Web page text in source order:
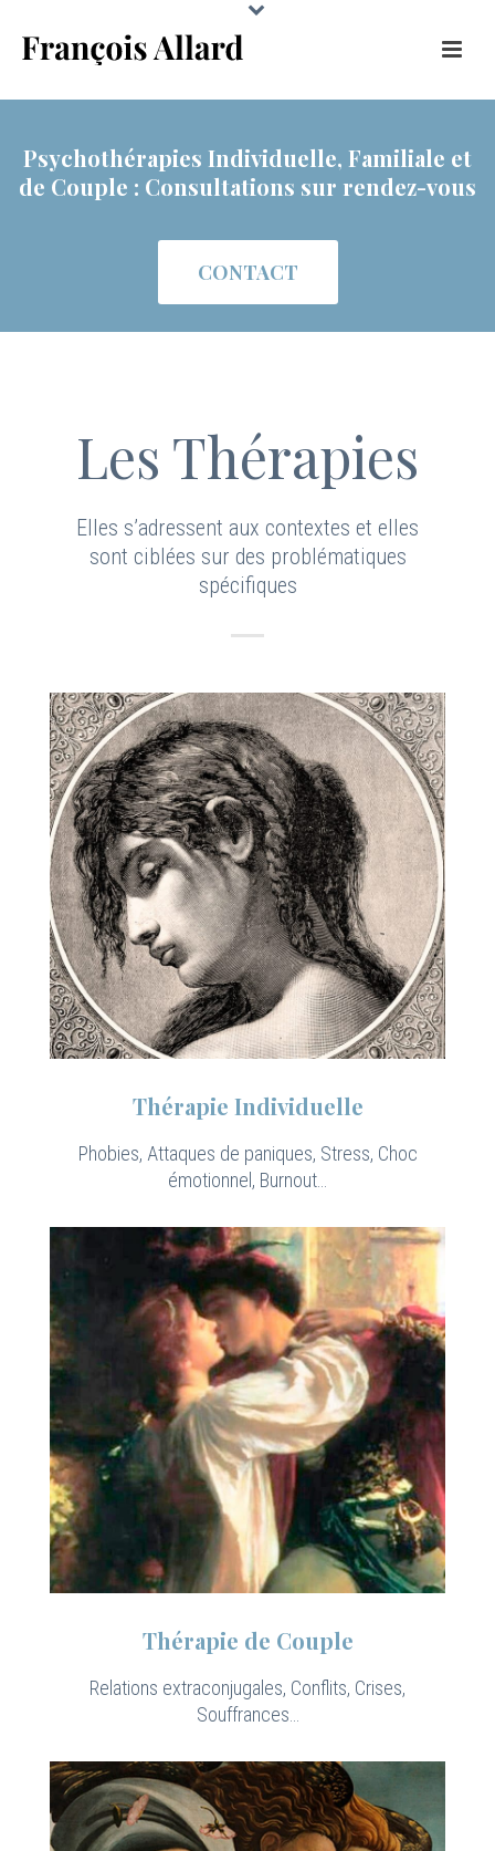
Psychothérapies Individuelle, Familiale et
de Couple : Consultations sur rendez-vous
CONTACT
Les Thérapies
Elles s’adressent aux contextes et elles
sont ciblées sur des problématiques
spécifiques
Thérapie Individuelle
Phobies, Attaques de paniques, Stress, Choc
émotionnel, Burnout…
Thérapie de Couple
Relations extraconjugales, Conflits, Crises,
Souffrances…